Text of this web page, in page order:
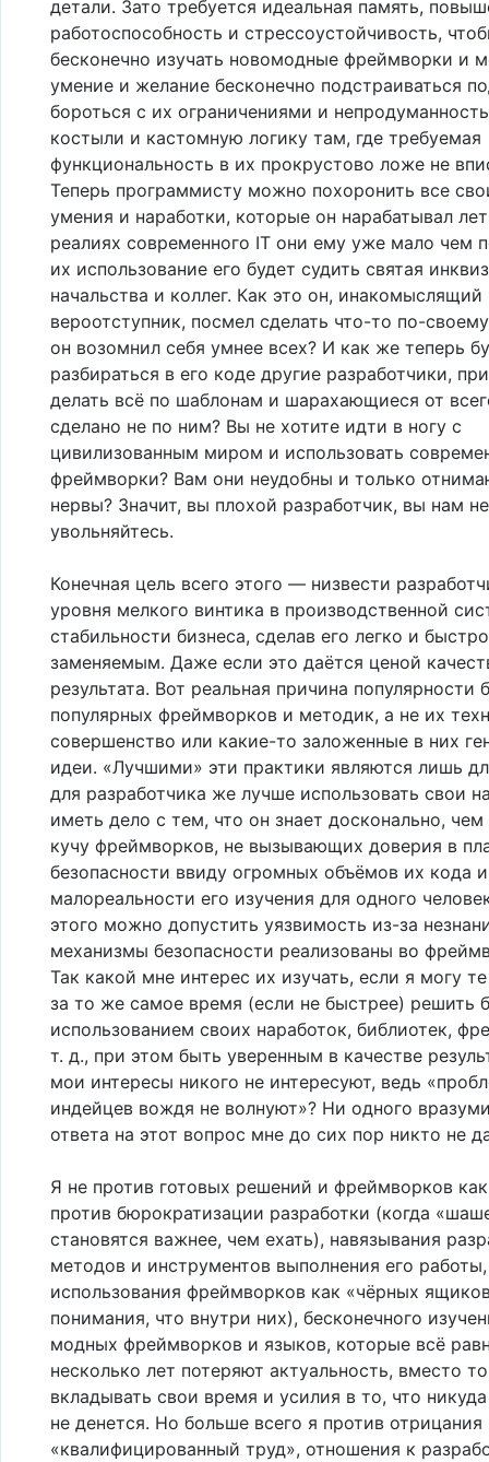
детали. Зато требуется идеальная память,
работоспособность и стрессоустойчивость,
бесконечно изучать новомодные фреймворки и
умение и желание бесконечно подстраиваться
бороться с их ограничениями и
костыли и кастомную логику там, где требуемая
функциональность в их прокрустово ложе не
Теперь программисту можно похоронить все
умения и наработки, которые он нарабатывал
реалиях современного IT они ему уже мало чем
их использование его будет судить святая
начальства и коллег. Как это он, инакомыслящий
вероотступник, посмел сделать что-то по-
он возомнил себя умнее всех? И как же теперь
разбираться в его коде другие разработчики,
делать всё по шаблонам и шарахающиеся от
сделано не по ним? Вы не хотите идти в ногу с
цивилизованным миром и использовать
фреймворки? Вам они неудобны и только
нервы? Значит, вы плохой разработчик, вы нам
увольняйтесь.
Конечная цель всего этого — низвести
уровня мелкого винтика в производственной
стабильности бизнеса, сделав его легко и быстро
заменяемым. Даже если это даётся ценой
результата. Вот реальная причина популярности
популярных фреймворков и методик, а не их
совершенство или какие-то заложенные в них
идеи. «Лучшими» эти практики являются лишь
для разработчика же лучше использовать свои
иметь дело с тем, что он знает досконально, чем
кучу фреймворков, не вызывающих доверия в
безопасности ввиду огромных объёмов их кода и
малореальности его изучения для одного
этого можно допустить уязвимость из-за
механизмы безопасности реализованы во
Так какой мне интерес их изучать, если я могу
за то же самое время (если не быстрее) решить
использованием своих наработок, библиотек,
т. д., при этом быть уверенным в качестве
мои интересы никого не интересуют, ведь
индейцев вождя не волнуют»? Ни одного
ответа на этот вопрос мне до сих пор никто не
Я не против готовых решений и фреймворков
против бюрократизации разработки (когда
становятся важнее, чем ехать), навязывания
методов и инструментов выполнения его работы,
использования фреймворков как «чёрных
понимания, что внутри них), бесконечного
модных фреймворков и языков, которые всё
несколько лет потеряют актуальность, вместо
вкладывать свои время и усилия в то, что
не денется. Но больше всего я против отрицания
«квалифицированный труд», отношения к